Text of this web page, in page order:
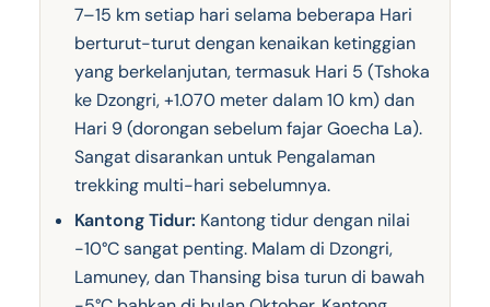
7–15 km setiap hari selama beberapa Hari
berturut-turut dengan kenaikan ketinggian
yang berkelanjutan, termasuk Hari 5 (Tshoka
ke Dzongri, +1.070 meter dalam 10 km) dan
Hari 9 (dorongan sebelum fajar Goecha La).
Sangat disarankan untuk Pengalaman
trekking multi-hari sebelumnya.
Kantong Tidur: Kantong tidur dengan nilai
-10°C sangat penting. Malam di Dzongri,
Lamuney, dan Thansing bisa turun di bawah